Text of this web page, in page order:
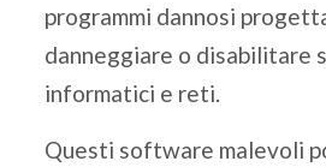
programmi dannosi
danneggiare o disabilitare
informatici e reti.
Questi software malevoli